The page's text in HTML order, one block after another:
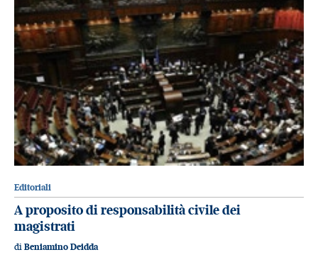
Editoriali
A proposito di responsabilità civile dei
magistrati
di Beniamino Deidda